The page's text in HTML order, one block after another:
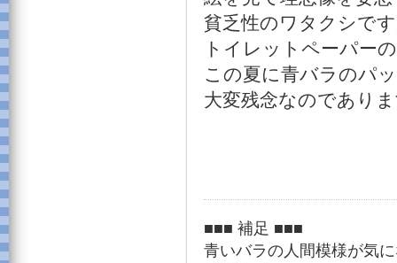
貧乏性のワタクシで
トイレットペーパー
この夏に青バラのパ
大変残念なのであり
■■■ 補足 ■■■
青いバラの人間模様が気